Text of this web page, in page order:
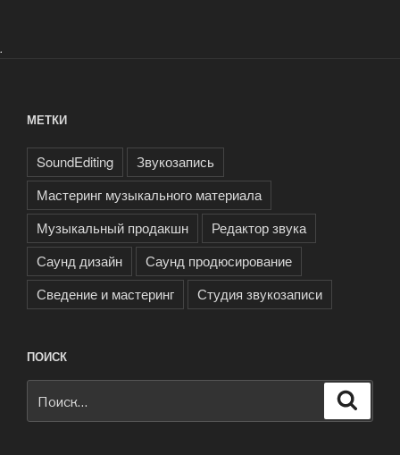
.
МЕТКИ
SoundEditing
Звукозапись
Мастеринг музыкального материала
Музыкальный продакшн
Редактор звука
Саунд дизайн
Саунд продюсирование
Сведение и мастеринг
Студия звукозаписи
ПОИСК